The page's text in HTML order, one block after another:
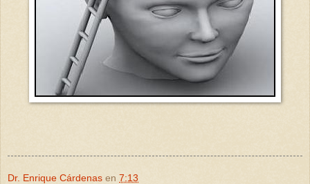
Dr. Enrique Cárdenas en 7:13